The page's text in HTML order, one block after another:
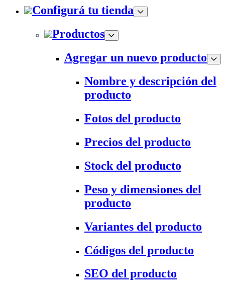
Configurá tu tienda
Productos
Agregar un nuevo producto
Nombre y descripción del
producto
Fotos del producto
Precios del producto
Stock del producto
Peso y dimensiones del
producto
Variantes del producto
Códigos del producto
SEO del producto